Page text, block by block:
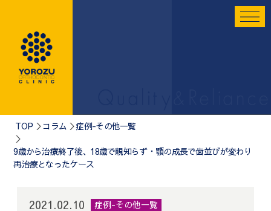
TOP コラム 症例-その他一覧
9歳から治療終了後、18歳で親知らず・顎の成長で歯並びが変わり
再治療となったケース
2021.02.10 症例-その他一覧